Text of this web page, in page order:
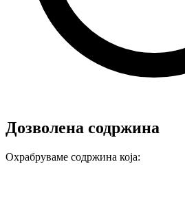
Дозволена содржина
Охрабруваме содржина која: